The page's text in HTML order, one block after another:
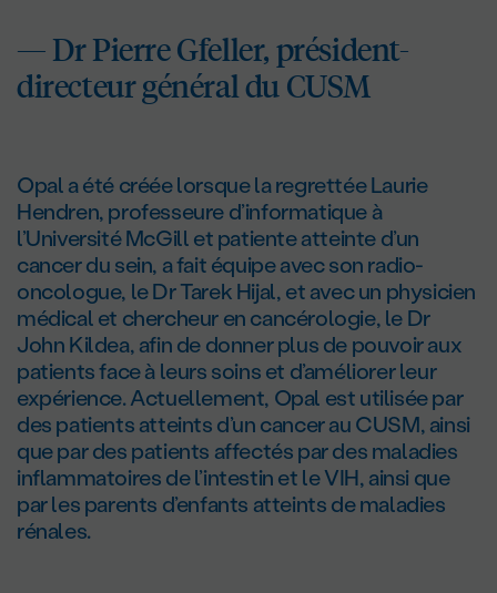
— DrPierre Gfeller, président-
directeur général du CUSM
Opal a été créée lorsque la regrettée Laurie
Hendren, professeure d’informatique à
l’Université McGill et patiente atteinte d’un
cancer du sein, a fait équipe avec son radio-
oncologue, le Dr Tarek Hijal, et avec un physicien
médical et chercheur en cancérologie, le Dr
John Kildea, afin de donner plus de pouvoir aux
patients face à leurs soins et d’améliorer leur
expérience. Actuellement, Opal est utilisée par
des patients atteints d’un cancer au CUSM, ainsi
que par des patients affectés par des maladies
inflammatoires de l’intestin et le VIH, ainsi que
par les parents d’enfants atteints de maladies
rénales.